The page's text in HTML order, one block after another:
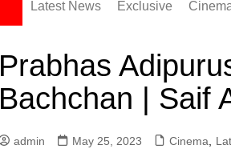
Latest News Exclusive
Prabhas
Bachchan | Saif
admin May 25, 2023 Cinema